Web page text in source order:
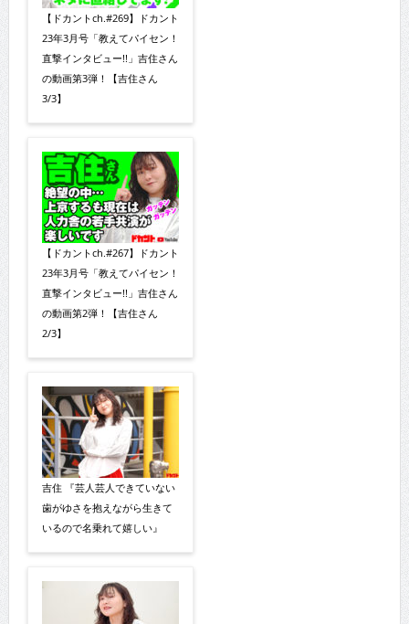
【ドカントch.#269】ドカント
23年3月号「教えてパイセン！
直撃インタビュー!!」吉住さん
の動画第3弾！【吉住さん
3/3】
【ドカントch.#267】ドカント
23年3月号「教えてパイセン！
直撃インタビュー!!」吉住さん
の動画第2弾！【吉住さん
2/3】
吉住 『芸人芸人できていない
歯がゆさを抱えながら生きて
いるので名乗れて嬉しい』